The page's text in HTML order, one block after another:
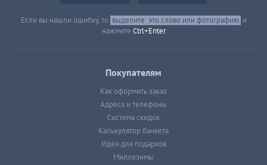
Если вы нашли ошибку, то выделите это слово или фотографию и
нажмите Ctrl+Enter
Покупателям
Как оформить заказ
Адреса и телефоны
Система скидок
Калькулятор банкета
Идеи для подарков
Миллезимы